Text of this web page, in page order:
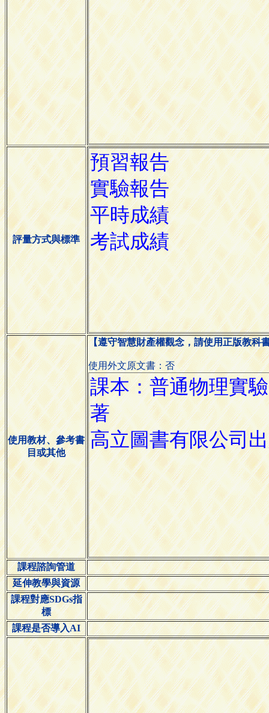
評量方式與標準
使用教材、參考書
目或其他
【遵守智慧財產權觀念，請使用正版教科
使用外文原文書：否
課程諮詢管道
延伸教學與資源
課程對應SDGs指
標
課程是否導入AI